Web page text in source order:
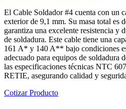
El Cable Soldador #4 cuenta con un
exterior de 9,1 mm. Su masa total es
garantiza una excelente resistencia y
de soldadura. Este cable tiene una
161 A* y 140 A** bajo condiciones
adecuado para equipos de soldadura
las especificaciones técnicas NTC
RETIE, asegurando calidad y
Cotizar Producto